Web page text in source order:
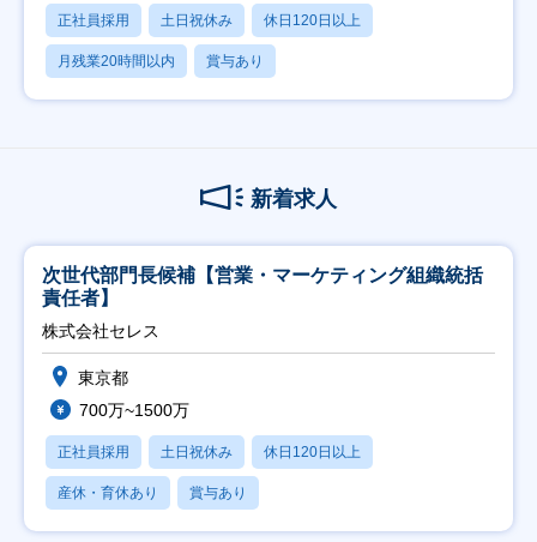
正社員採用 土日祝休み 休日120日以上
月残業20時間以内 賞与あり
新着求人
次世代部門長候補【営業・マーケティング組織統括
責任者】
株式会社セレス
東京都
700万~1500万
正社員採用 土日祝休み 休日120日以上
産休・育休あり 賞与あり